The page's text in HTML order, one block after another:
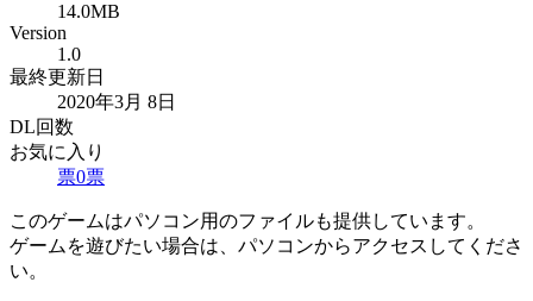
14.0MB
Version
1.0
最終更新日
2020年3月 8日
DL回数
お気に入り
票0票
このゲームはパソコン用のファイルも提供しています。
ゲームを遊びたい場合は、パソコンからアクセスしてくださ
い。